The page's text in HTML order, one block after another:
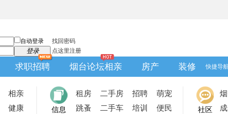
自动登录
找回密码
登录 点这里注册
求职招聘 烟台论坛相亲 房产 装修 快捷导
相亲
健康 信息
租房 二手房 招聘
萌宠
跳蚤
二手车 培训 便民 社区